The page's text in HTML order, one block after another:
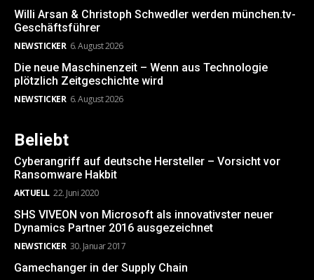
Willi Arsan & Christoph Schwedler werden münchen.tv-
Geschäftsführer
NEWSTICKER 6. August 2026
Die neue Maschinenzeit – Wenn aus Technologie
plötzlich Zeitgeschichte wird
NEWSTICKER 6. August 2026
Beliebt
Cyberangriff auf deutsche Hersteller – Vorsicht vor
Ransomware Hakbit
AKTUELL 22. Juni 2020
SHS VIVEON von Microsoft als innovativster neuer
Dynamics Partner 2016 ausgezeichnet
NEWSTICKER 30. Januar 2017
Gamechanger in der Supply Chain